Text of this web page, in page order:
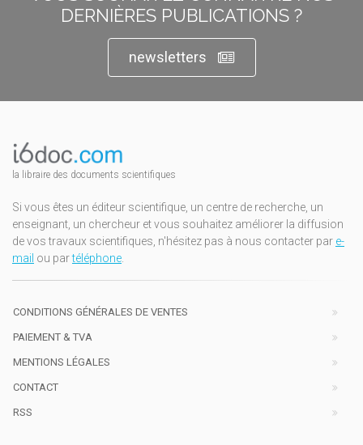
DERNIÈRES PUBLICATIONS ?
newsletters
la libraire des documents scientifiques
Si vous êtes un éditeur scientifique, un centre de recherche, un
enseignant, un chercheur et vous souhaitez améliorer la diffusion
de vos travaux scientifiques, n'hésitez pas à nous contacter par e-
mail ou partéléphone.
CONDITIONS GÉNÉRALES DE VENTES
PAIEMENT & TVA
MENTIONS LÉGALES
CONTACT
RSS